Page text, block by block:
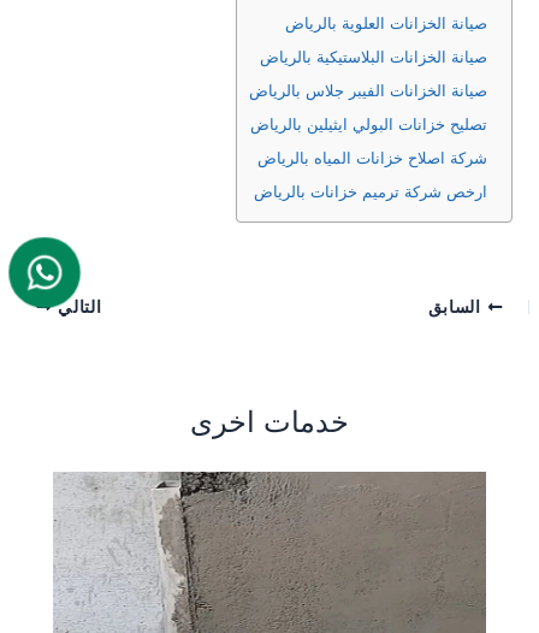
صيانة الخزانات العلوية بالرياض
صيانة الخزانات البلاستيكية بالرياض
صيانة الخزانات الفيبر جلاس بالرياض
تصليح خزانات البولي ايثيلين بالرياض
شركة اصلاح خزانات المياه بالرياض
ارخص شركة ترميم خزانات بالرياض
السابق التالي
خدمات اخرى